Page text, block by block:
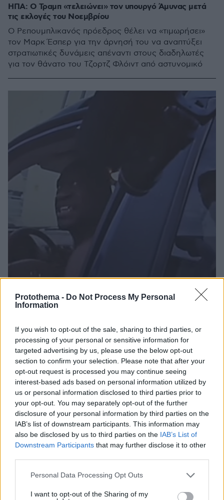
Protothema - Do Not Process My Personal
Information
If you wish to opt-out of the sale, sharing to third parties, or
processing of your personal or sensitive information for
targeted advertising by us, please use the below opt-out
section to confirm your selection. Please note that after your
opt-out request is processed you may continue seeing
interest-based ads based on personal information utilized by
us or personal information disclosed to third parties prior to
your opt-out. You may separately opt-out of the further
disclosure of your personal information by third parties on the
IAB’s list of downstream participants. This information may
also be disclosed by us to third parties on the IAB’s List of
Downstream Participants that may further disclose it to other
Please note that this website/app uses one or more Google
not limited to your visit or usage behaviour. You may click to
Personal Data Processing Opt Outs
I want to opt-out of the Sharing of my
ΗΠΑ: Ο Τραμπ «τελειώνει» τον υπουργό Άμυνας μετά
τις εκλογές του Νοεμβρίου
Ο Ρεπουμπλικανός πρόεδρος θέλει να «τιμωρήσει»
τον Μαρκ Έσπερ για την άρνησή του να αναπτύξει
στρατιωτικές δυνάμεις απέναντι στους διαδηλωτές
για τον θάνατο του Τζορτζ Φλόιντ από αστυνομικό
σύλληψή του - «Μη με πυροβολήσετε»
Στο βίντεο φαίνεται η σύλληψη του Τζορτζ Φλόιντ
από τη στιγμή που οι αστυνομικοί πλησιάζουν το
αυτοκίνητό του και χτυπούν το τζάμι του οδηγού
04.08.2020, 15:32